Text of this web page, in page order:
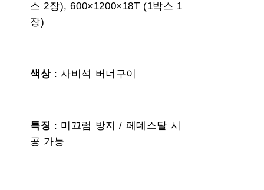
스 2장), 600×1200×18T (1박스 1
장)
색상: 사비석 버너구이
특징 : 미끄럼 방지 / 페데스탈 시
공 가능